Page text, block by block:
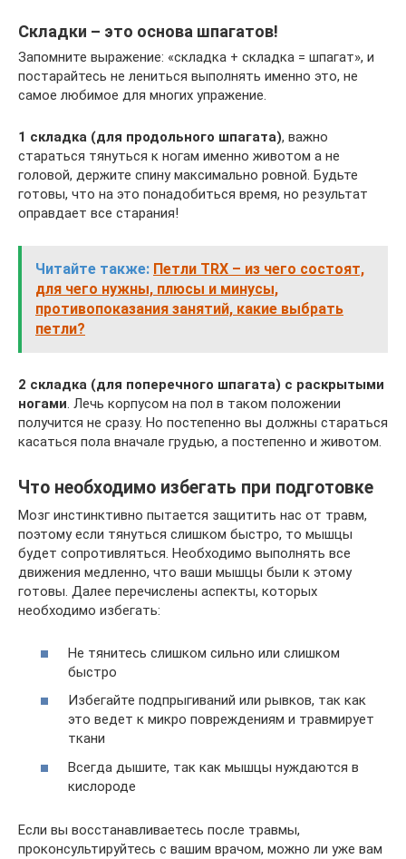
Складки – это основа шпагатов!
Запомните выражение: «складка + складка = шпагат», и
постарайтесь не лениться выполнять именно это, не
самое любимое для многих упражение.
1 складка (для продольного шпагата), важно
стараться тянуться к ногам именно животом а не
головой, держите спину максимально ровной. Будьте
готовы, что на это понадобиться время, но результат
оправдает все старания!
Читайте также: Петли TRX – из чего состоят,
для чего нужны, плюсы и минусы,
противопоказания занятий, какие выбрать
петли?
2 складка (для поперечного шпагата) c раскрытыми
ногами. Лечь корпусом на пол в таком положении
получится не сразу. Но постепенно вы должны стараться
касаться пола вначале грудью, а постепенно и животом.
Что необходимо избегать при подготовке
Мозг инстинктивно пытается защитить нас от травм,
поэтому если тянуться слишком быстро, то мышцы
будет сопротивляться. Необходимо выполнять все
движения медленно, что ваши мышцы были к этому
готовы. Далее перечислены аспекты, которых
необходимо избегать:
Не тянитесь слишком сильно или слишком
быстро
Избегайте подпрыгиваний или рывков, так как
это ведет к микро повреждениям и травмирует
ткани
Всегда дышите, так как мышцы нуждаются в
кислороде
Если вы восстанавливаетесь после травмы,
проконсультируйтесь с вашим врачом, можно ли уже вам